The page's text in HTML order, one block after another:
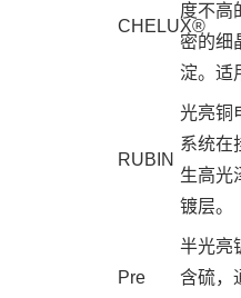
CHELUX®
度不高
密的细
淀。适
RUBIN
光亮铜
系统在
生高光
镀层。
Pre
半光亮
含硫，